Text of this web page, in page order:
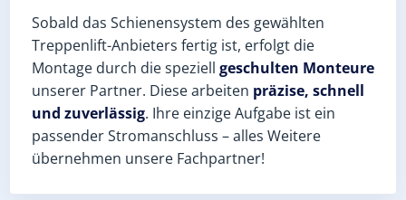
Sobald das Schienensystem des gewählten
Treppenlift-Anbieters fertig ist, erfolgt die
Montage durch die speziell geschulten Monteure
unserer Partner. Diese arbeiten präzise, schnell
und zuverlässig. Ihre einzige Aufgabe ist ein
passender Stromanschluss – alles Weitere
übernehmen unsere Fachpartner!